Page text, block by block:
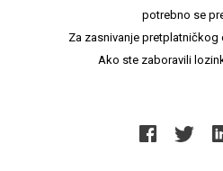
potrebno se
Za zasnivanje pretplatničkog
Ako ste zaboravili